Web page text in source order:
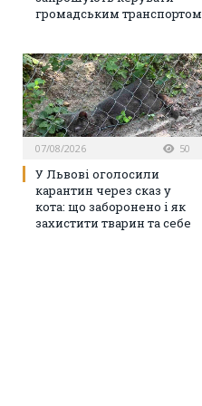
громадським транспортом
07/08/2026 50
У Львові оголосили
карантин через сказ у
кота: що заборонено і як
захистити тварин та себе